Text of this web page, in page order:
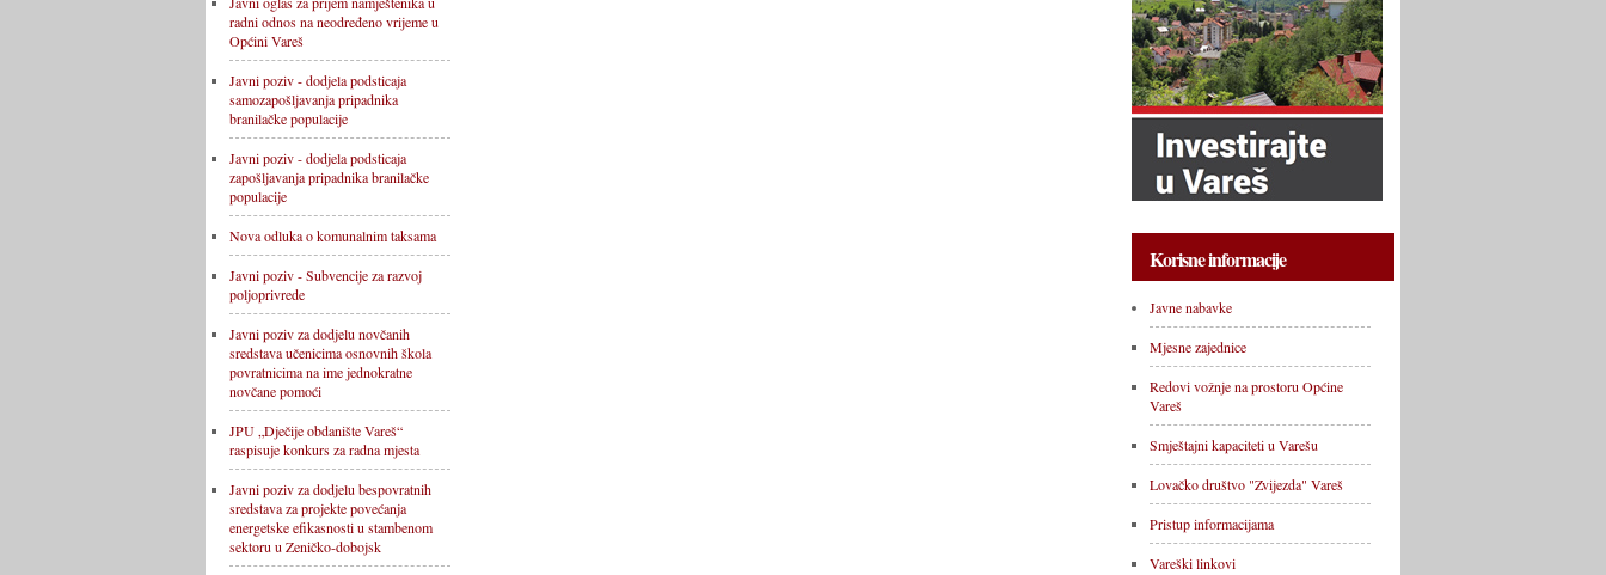
radni odnos na neodređeno vrijeme u
Općini Vareš
Javni poziv - dodjela podsticaja
samozapošljavanja pripadnika
branilačke populacije
Javni poziv - dodjela podsticaja
zapošljavanja pripadnika branilačke
populacije
Nova odluka o komunalnim taksama
Javni poziv - Subvencije za razvoj
poljoprivrede
Javni poziv za dodjelu novčanih
sredstava učenicima osnovnih škola
povratnicima na ime jednokratne
novčane pomoći
JPU „Dječije obdanište Vareš“
raspisuje konkurs za radna mjesta
Javni poziv za dodjelu bespovratnih
sredstava za projekte povećanja
energetske efikasnosti u stambenom
sektoru u Zeničko-dobojsk
Korisne informacije
Javne nabavke
Mjesne zajednice
Redovi vožnje na prostoru Općine
Vareš
Smještajni kapaciteti u Varešu
Lovačko društvo "Zvijezda" Vareš
Pristup informacijama
Vareški linkovi